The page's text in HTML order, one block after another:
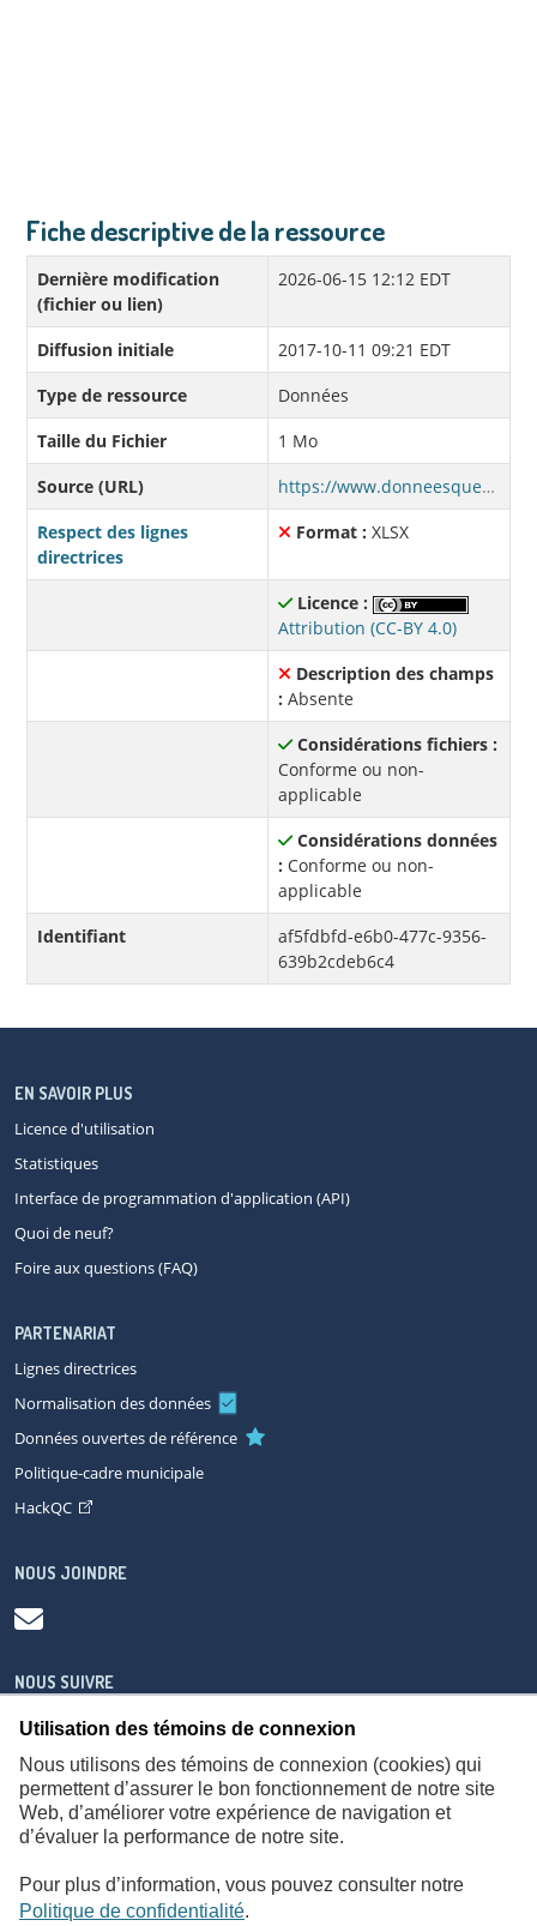
Fiche descriptive de la ressource
Dernière modification
(fichier ou lien)
2026-06-15 12:12 EDT
Diffusion initiale
2017-10-11 09:21 EDT
Type de ressource
Données
Taille du Fichier
1 Mo
Source (URL)
https://www.donneesquebec.ca/recherche/dataset/21f39629-88f1-4cc4-bbef-cb34276d0685/resource/af5fdbfd-e6b0-477c-9356-639b2cdeb6c4/download/liste_cc_vigueur_2026-06-10_finale.xlsx
Respect des lignes
directrices
Format : XLSX
Licence :
Attribution (CC-BY 4.0)
Description des champs
: Absente
Considérations fichiers :
Conforme ou non-
applicable
Considérations données
: Conforme ou non-
applicable
Identifiant
af5fdbfd-e6b0-477c-9356-
639b2cdeb6c4
Utilisation des témoins de connexion
Nous utilisons des témoins de connexion (cookies) qui
permettent d’assurer le bon fonctionnement de notre site
Web, d’améliorer votre expérience de navigation et
d’évaluer la performance de notre site.
Pour plus d’information, vous pouvez consulter notre
Politique de confidentialité.
EN SAVOIR PLUS
Licence d'utilisation
Statistiques
Interface de programmation d'application (API)
Quoi de neuf?
Foire aux questions (FAQ)
PARTENARIAT
Lignes directrices
Normalisation des données
Données ouvertes de référence
Politique-cadre municipale
HackQC
NOUS JOINDRE
NOUS SUIVRE
À propos Accessibilité Plan du site
Consignes de sécurité